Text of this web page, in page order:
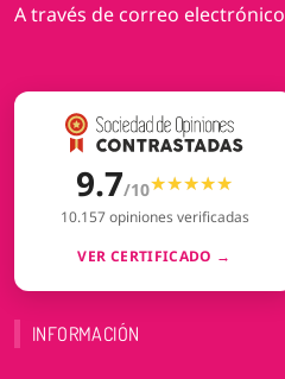
A través de correo electrónico
9.7/10★★★★★
★★★★★
10.157 opiniones verificadas
VER CERTIFICADO →
INFORMACIÓN